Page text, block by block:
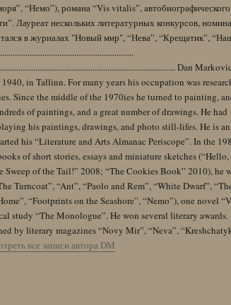
“Немо”), романа “Vis vitalis”, автобиографического
Лауреат нескольких литературных конкурсов,
в журналах "Новый мир", “Нева”, “Крещатик”,
Dan
in Tallinn. For many years his occupation was
Since the middle of the 1970ies he turned to painting,
of paintings, and a great number of drawings. He had
his paintings, drawings, and photo still-lifes. He is an
his “Literature and Arts Almanac Periscope”. In the
of short stories, essays and miniature sketches
Sweep of the Tail!” 2008; “The Cookies Book” 2010), he
Turncoat”, “Ant”, “Paolo and Rem”, “White Dwarf”,
“Footprints on the Seashore”, “Nemo”), one novel
study “The Monologue”. He won several literary awards.
by literary magazines “Novy Mir”, “Neva”,
все записи автора DM